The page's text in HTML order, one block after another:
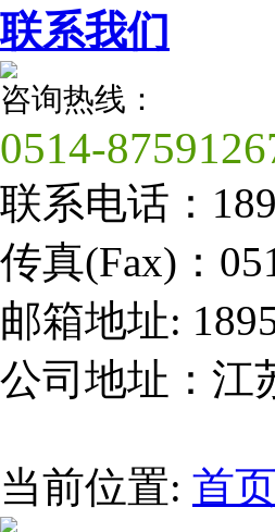
联系我们
咨询热线：
0514-
联系电话：
传真(Fax)：
邮箱地址:
公司地址： 江
当前位置: 首页